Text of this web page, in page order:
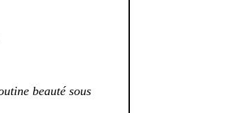
beauté sous